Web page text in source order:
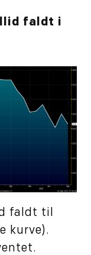
faldt i
faldt til
kurve).